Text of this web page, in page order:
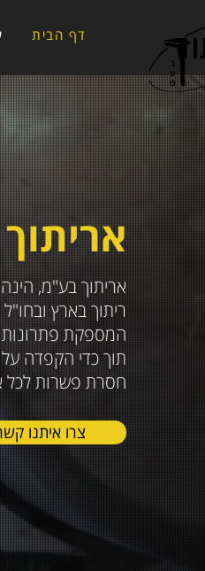
דף הבית
אריתוך בע"מ,
המספקת פתרונות
תוך כדי הקפדה על
חסרת פשרות לכל
צרו איתנו